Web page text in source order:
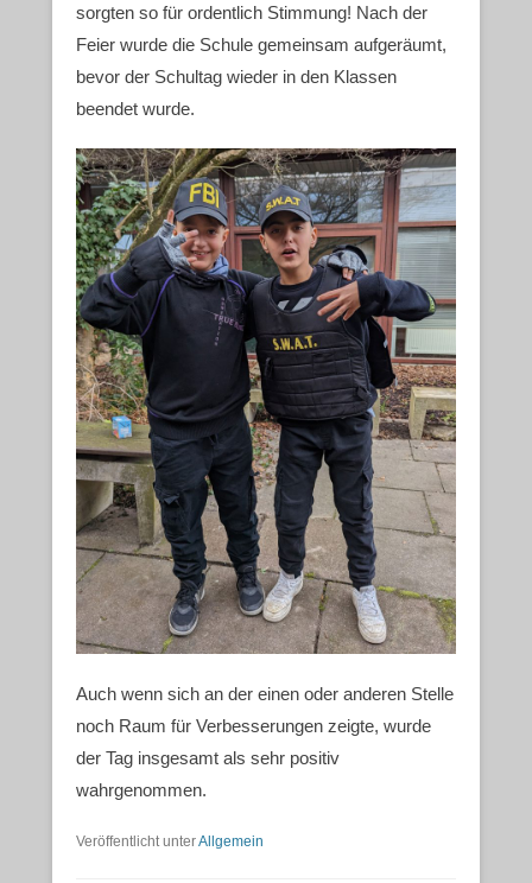
sorgten so für ordentlich Stimmung! Nach der
Feier wurde die Schule gemeinsam aufgeräumt,
bevor der Schultag wieder in den Klassen
beendet wurde.
Auch wenn sich an der einen oder anderen Stelle
noch Raum für Verbesserungen zeigte, wurde
der Tag insgesamt als sehr positiv
wahrgenommen.
Veröffentlicht unterAllgemein